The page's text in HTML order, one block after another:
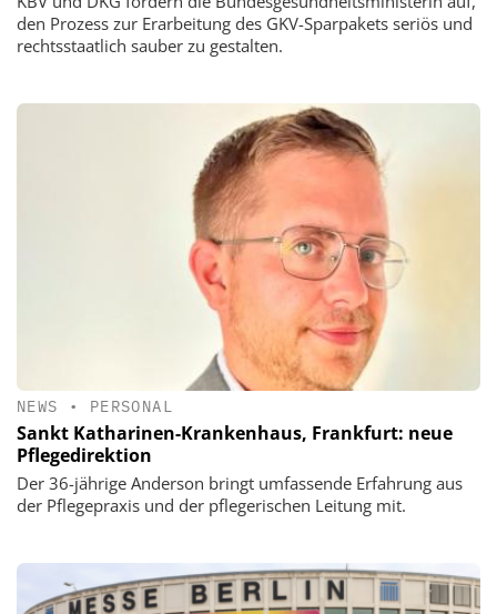
den Prozess zur Erarbeitung des GKV-Sparpakets seriös und
rechtsstaatlich sauber zu gestalten.
NEWS • PERSONAL
Sankt Katharinen-Krankenhaus, Frankfurt: neue
Pflegedirektion
Der 36-jährige Anderson bringt umfassende Erfahrung aus
der Pflegepraxis und der pflegerischen Leitung mit.